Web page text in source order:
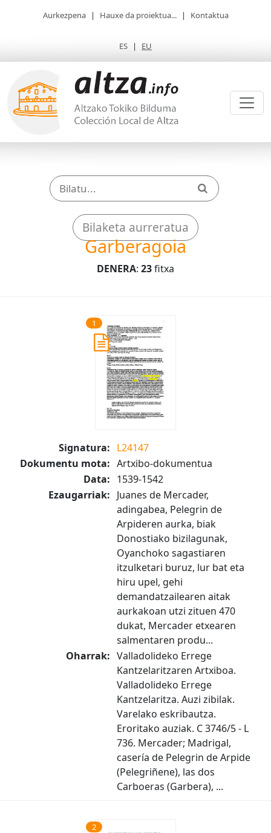
Aurkezpena | Hauxe da proiektua... | Kontaktua
ES | EU
Bilaketa aurreratua
Garberagoia
DENERA: 23fitxa
1
Signatura: L24147
Dokumentu mota: Artxibo-dokumentua
Data: 1539-1542
Ezaugarriak: Juanes de Mercader,
adingabea, Pelegrin de
Arpideren aurka, biak
Donostiako bizilagunak,
Oyanchoko sagastiaren
itzulketari buruz, lur bat eta
hiru upel, gehi
demandatzailearen aitak
aurkakoan utzi zituen 470
dukat, Mercader etxearen
salmentaren produ...
Oharrak: Valladolideko Errege
Kantzelaritzaren Artxiboa.
Valladolideko Errege
Kantzelaritza. Auzi zibilak.
Varelako eskribautza.
Eroritako auziak. C 3746/5 - L
736. Mercader; Madrigal,
casería de Pelegrin de Arpide
(Pelegriñene), las dos
Carboeras (Garbera), ...
2